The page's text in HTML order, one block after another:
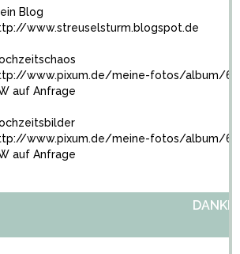
Blog
www.streuselsturm.blogspot.de
www.pixum.de/meine-fotos/album/
auf Anfrage
www.pixum.de/meine-fotos/album/
auf Anfrage